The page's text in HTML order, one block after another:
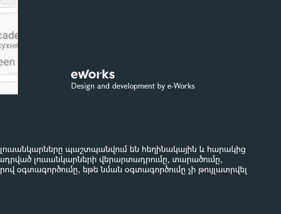
Design and development by e-Works
պաշտպանվում են հեղինակային և հարակից
լուսանկարների վերարտադրումը, տարածումը,
օգտագործումը, եթե նման օգտագործումը չի թույլատրվել